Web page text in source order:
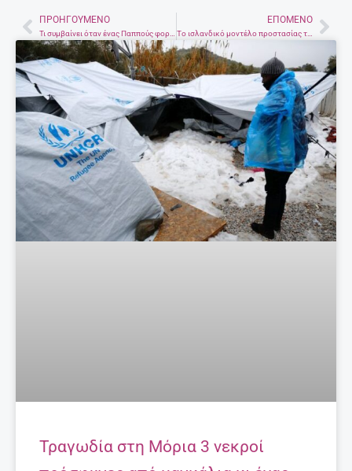
PrevΠΡΟΗΓΟΎΜΕΝΟ
Τι συμβαίνει όταν ένας Παππούς φοράει γυαλιά εικονικής πραγματικότητας;
ΕΠΌΜΕΝΟ
Το ισλανδικό μοντέλο προστασίας των εφήβων από τις καταχρήσεις. Στην Ελλάδα τι γίνεται;
Τραγωδία στη Μόρια 3 νεκροί